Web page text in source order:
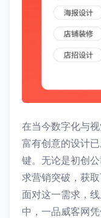
在当今数字化与
富有创意的设计
键。无论是初创
求营销突破，获
面对这一需求，
中，一品威客网